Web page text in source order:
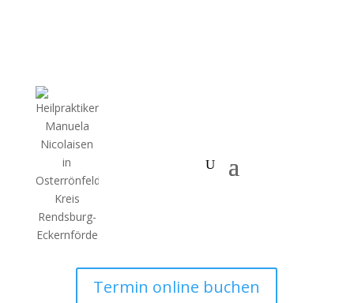
Termin online buchen